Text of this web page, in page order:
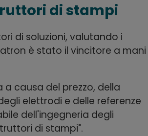
di stampi
di soluzioni, valutando i
è stato il vincitore a mani
causa del prezzo, della
elettrodi e delle referenze
dell'ingegneria degli
di stampi".